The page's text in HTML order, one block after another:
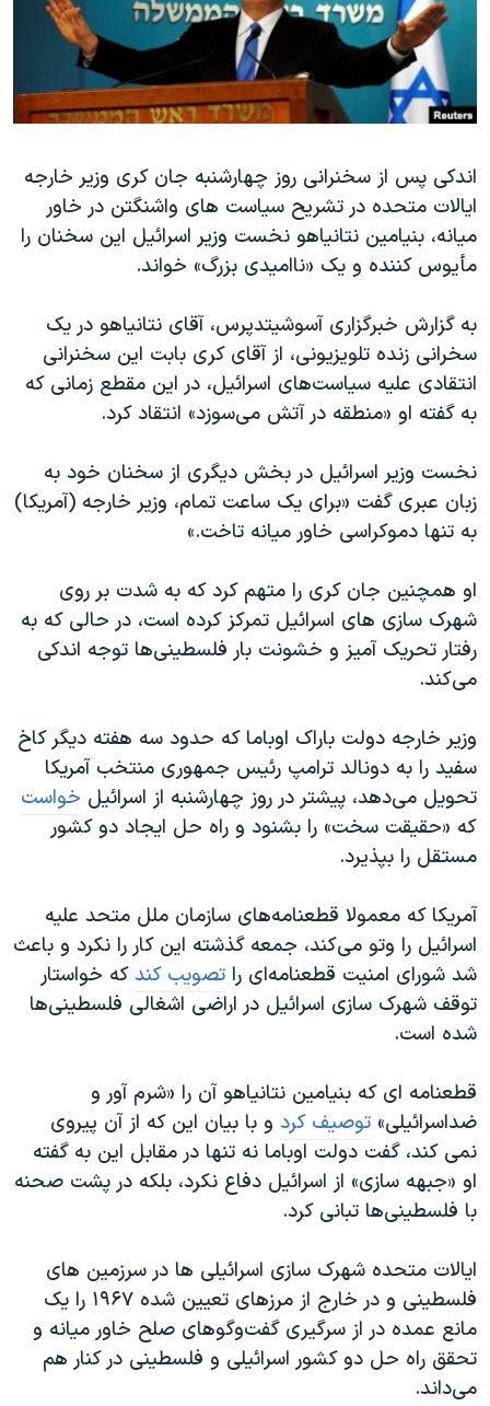
فرهنگ و زندگی
حقوق شهروندی
اقتصادی
اسرائیل در جنگ
گالری عکس
آرشیو پخش زنده
مستندها
انتخابات ریاست جمهوری آمریکا ۲۰۲۴
حمله جمهوری اسلامی به اسرائیل
ورزش زنان در ایران
اعتراضات زن، زندگی، آزادی
مجموعه مستندهای دادخواهی
دادگاه حمید نوری
چهل سال گروگان‌گیری
قانون شفافیت دارائی کادر رهبری ایران
اسرائیل در جنگ
نرگس محمدی برنده جایزه نوبل صلح
صفحه‌های ویژه
سفر پرزیدنت ترامپ به چین
دنبال کنید
زبانهای مختلف
اندکی پس از سخنرانی روز چهارشنبه جان کری وزیر خارجه
ایالات متحده در تشریح سیاست های واشنگتن در خاور
میانه، بنیامین نتانیاهو نخست وزیر اسرائیل این سخنان را
مأیوس کننده و یک «ناامیدی بزرگ» خواند.
به گزارش خبرگزاری آسوشیتدپرس، آقای نتانیاهو در یک
سخرانی زنده تلویزیونی، از آقای کری بابت این سخنرانی
انتقادی علیه سیاست‌های اسرائیل، در این مقطع زمانی که
به گفته او «منطقه در آتش می‌سوزد» انتقاد کرد.
نخست وزیر اسرائیل در بخش دیگری از سخنان خود به
زبان عبری گفت «برای یک ساعت تمام، وزیر خارجه (آمریکا)
به تنها دموکراسی خاور میانه تاخت.»
او همچنین جان کری را متهم کرد که به شدت بر روی
شهرک سازی های اسرائیل تمرکز کرده است، در حالی که به
رفتار تحریک آمیز و خشونت بار فلسطینی‌ها توجه اندکی
می‌کند.
وزیر خارجه دولت باراک اوباما که حدود سه هفته دیگر کاخ
سفید را به دونالد ترامپ رئیس جمهوری منتخب آمریکا
تحویل می‌دهد، پیشتر در روز چهارشنبه از اسرائیل خواست
که «حقیقت سخت» را بشنود و راه حل ایجاد دو کشور
مستقل را بپذیرد.
آمریکا که معمولا قطعنامه‌های سازمان ملل متحد علیه
اسرائیل را وتو می‌کند، جمعه گذشته این کار را نکرد و باعث
شد شورای امنیت قطعنامه‌ای را تصویب کندکه خواستار
توقف شهرک سازی اسرائیل در اراضی اشغالی فلسطینی‌ها
شده است.
قطعنامه ای که بنیامین نتانیاهو آن را «شرم آور و
ضداسرائیلی» توصیف کرد و با بیان این که از آن پیروی
نمی کند، گفت دولت اوباما نه تنها در مقابل این به گفته
او «جبهه سازی» از اسرائیل دفاع نکرد، بلکه در پشت صحنه
با فلسطینی‌ها تبانی کرد.
ایالات متحده شهرک سازی اسرائیلی ها در سرزمین های
فلسطینی و در خارج از مرزهای تعیین شده ۱۹۶۷ را یک
مانع عمده در از سرگیری گفت‌وگوهای صلح خاور میانه و
تحقق راه حل دو کشور اسرائیلی و فلسطینی در کنار هم
می‌داند.